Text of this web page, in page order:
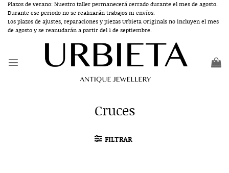
Saltar
contenido
Plazos de verano: Nuestro taller permanecerá cerrado durante el mes de agosto.
Durante ese periodo no se realizarán trabajos ni envíos.
Los plazos de ajustes, reparaciones y piezas Urbieta Originals no incluyen el mes
de agosto y se reanudarán a partir del 1 de septiembre.
Cruces
FILTRAR